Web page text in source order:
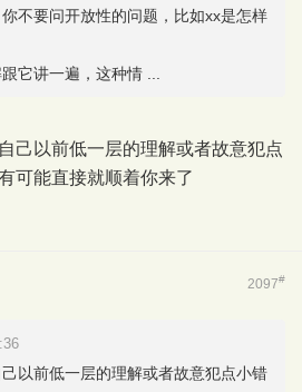
不要问开放性的问题，比如xx是怎样
它讲一遍，这种情 ...
己以前低一层的理解或者故意犯点
可能直接就顺着你来了
2097#
以前低一层的理解或者故意犯点小错